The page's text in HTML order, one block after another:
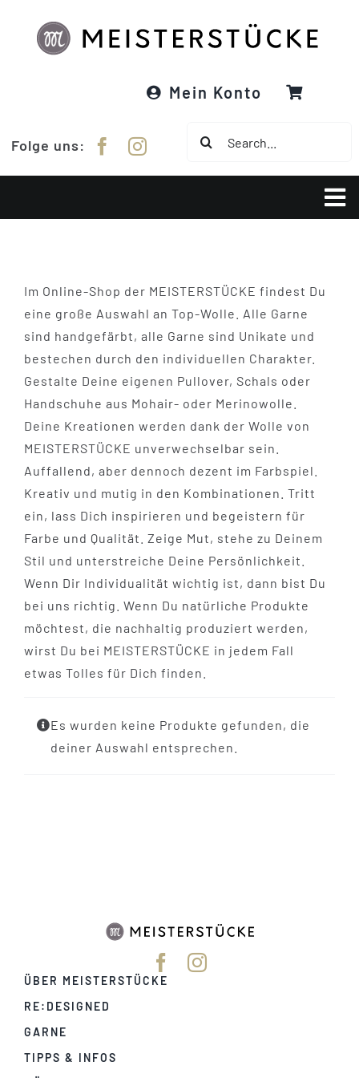
springen
Mein Konto
Folge uns:
RE:DESIGNED
Garne
Tipps & Infos
Münster Yarn
Wollfestivals
Kontakt
Im Online-Shop der MEISTERSTÜCKE findest Du
eine große Auswahl an Top-Wolle. Alle Garne
sind handgefärbt, alle Garne sind Unikate und
bestechen durch den individuellen Charakter.
Gestalte Deine eigenen Pullover, Schals oder
Handschuhe aus Mohair- oder Merinowolle.
Deine Kreationen werden dank der Wolle von
MEISTERSTÜCKE unverwechselbar sein.
Auffallend, aber dennoch dezent im Farbspiel.
Kreativ und mutig in den Kombinationen. Tritt
ein, lass Dich inspirieren und begeistern für
Farbe und Qualität. Zeige Mut, stehe zu Deinem
Stil und unterstreiche Deine Persönlichkeit.
Wenn Dir Individualität wichtig ist, dann bist Du
bei uns richtig. Wenn Du natürliche Produkte
möchtest, die nachhaltig produziert werden,
wirst Du bei MEISTERSTÜCKE in jedem Fall
etwas Tolles für Dich finden.
Es wurden keine Produkte gefunden, die
deiner Auswahl entsprechen.
ÜBER MEISTERSTÜCKE
RE:DESIGNED
GARNE
TIPPS & INFOS